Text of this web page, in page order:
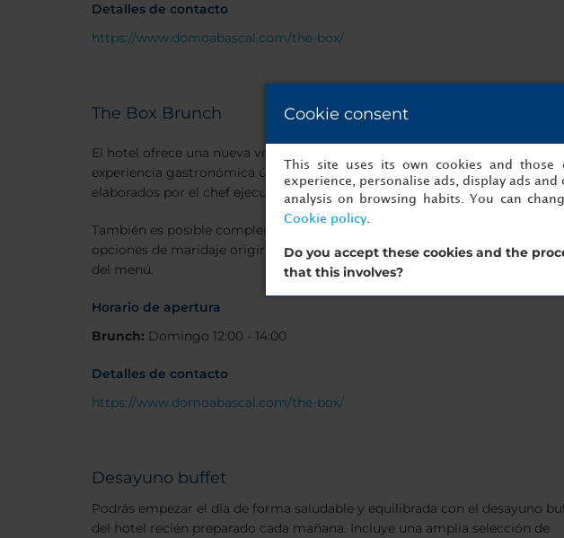
Detalles de contacto
https://www.domoabascal.com/the-box/
The Box Brunch
El hotel ofrece una nueva versión de su famoso The Box: The Box Brunch.
experiencia gastronómica única, con más de diez platos en pequeños
elaborados por el chef ejecutivo del hotel, Ángel Aylagas.
También es posible complementar la experiencia de un brunch único con
opciones de maridaje originales o un cóctel a elegir entre los más
del menú.
Horario de apertura
Brunch: Domingo 12:00 - 14:00
Detalles de contacto
https://www.domoabascal.com/the-box/
Desayuno buffet
Podrás empezar el día de forma saludable y equilibrada con el desayuno
del hotel recién preparado cada mañana. Incluye una amplia selección de
Cookie consent
This site uses its own cookies and
experience, personalise ads, display ads
analysis on browsing habits. You can
Cookie policy.
Do you accept these cookies and the
that this involves?